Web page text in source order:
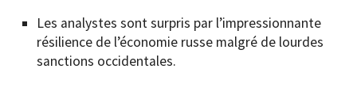
Les analystes sont surpris par l’impressionnante
résilience de l’économie russe malgré de lourdes
sanctions occidentales.